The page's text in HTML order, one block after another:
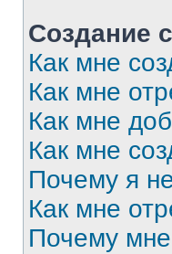
Создание
Как мне
Как мне
Как мне
Как мне
Почему я
Как мне
Почему